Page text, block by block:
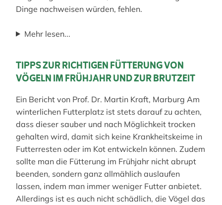
Dinge nachweisen würden, fehlen.
Mehr lesen...
TIPPS ZUR RICHTIGEN FÜTTERUNG VON
VÖGELN IM FRÜHJAHR UND ZUR BRUTZEIT
Ein Bericht von Prof. Dr. Martin Kraft, Marburg Am
winterlichen Futterplatz ist stets darauf zu achten,
dass dieser sauber und nach Möglichkeit trocken
gehalten wird, damit sich keine Krankheitskeime in
Futterresten oder im Kot entwickeln können. Zudem
sollte man die Fütterung im Frühjahr nicht abrupt
beenden, sondern ganz allmählich auslaufen
lassen, indem man immer weniger Futter anbietet.
Allerdings ist es auch nicht schädlich, die Vögel das